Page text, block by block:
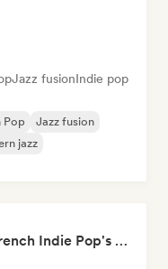
Jazz fusionIndie pop
Pop
Jazz fusion
jazz
Oui Oui Baguette! (French Indie Pop's Finest)